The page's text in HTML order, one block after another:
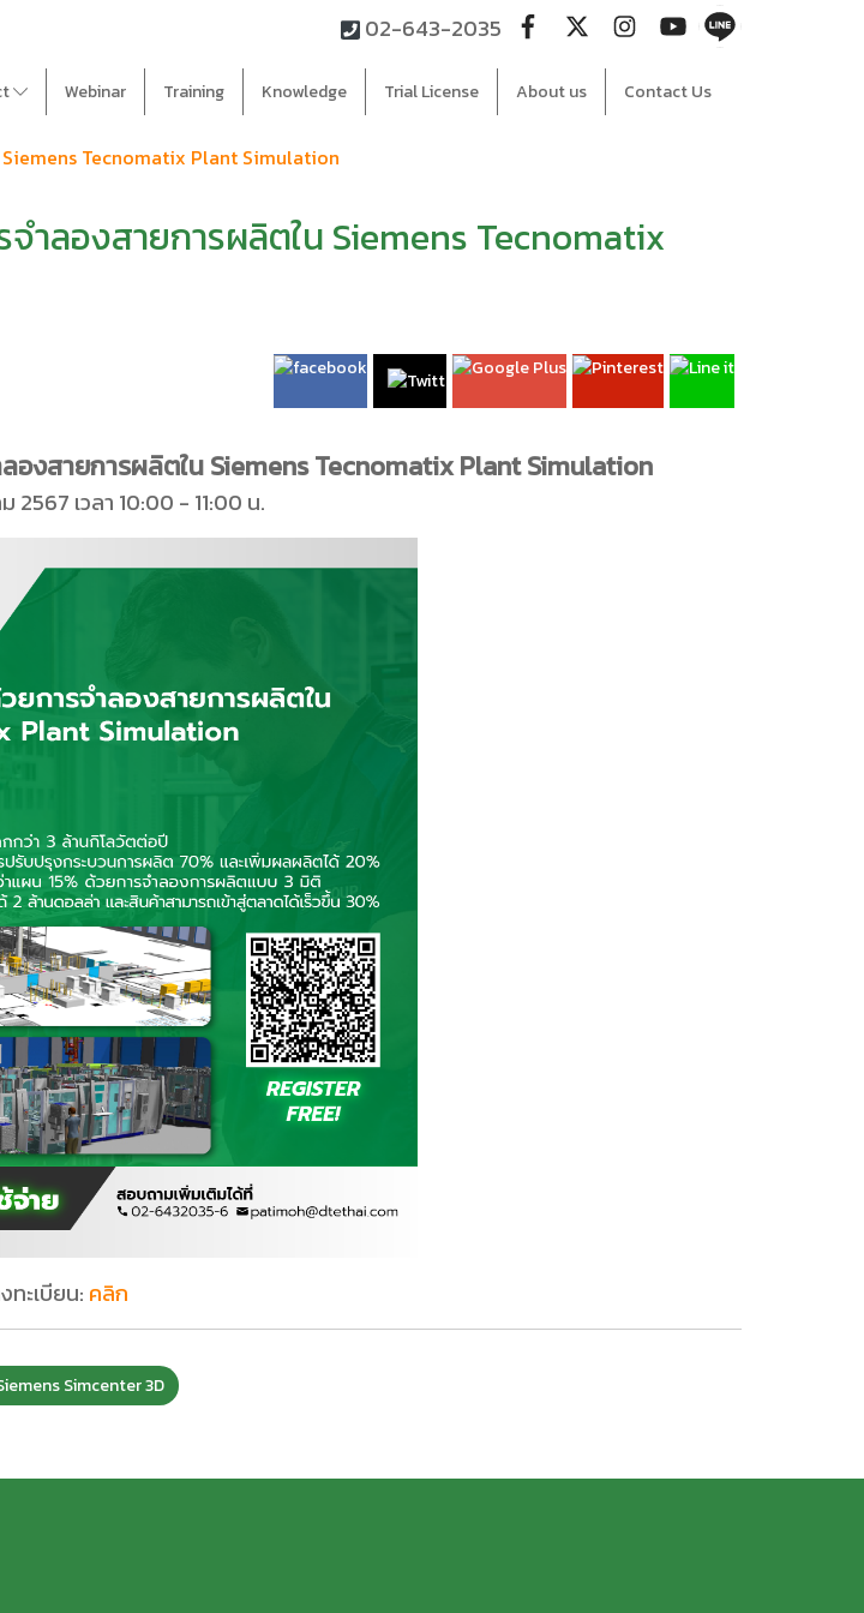
02-643-2035
Webinar Training Knowledge Trial License About us Contact Us
Tecnomatix Plant Simulation
ำลองสายการผลิตใน Siemens Tecnomatix
องสายการผลิตใน Siemens Tecnomatix Plant Simulation
2567 เวลา 10:00 - 11:00 น.
ทะเบียน: คลิก
Simcenter 3D